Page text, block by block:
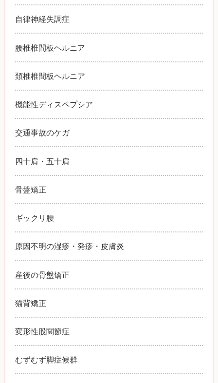
自律神経失調症
腰椎椎間板ヘルニア
頚椎椎間板ヘルニア
機能性ディスペプシア
交通事故のケガ
四十肩・五十肩
骨盤矯正
ギックリ腰
原因不明の湿疹・発疹・皮膚炎
産後の骨盤矯正
猫背矯正
変形性股関節症
むずむず脚症候群